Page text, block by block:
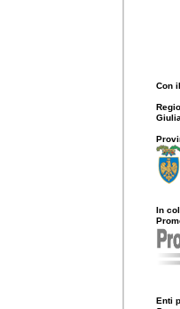
Con
Giulia
In
Enti